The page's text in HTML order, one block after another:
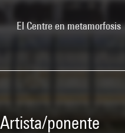
El Centre en metamorfosis
Artista/ponente